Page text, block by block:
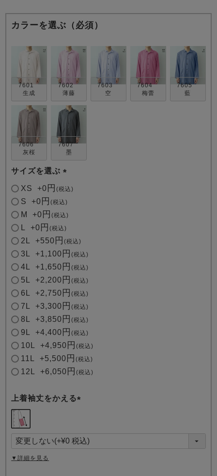
ガールズ 上着
ガールズズボ
売れ筋ランキング
- Item Ranking -
すべてのデザインのパジャマ一覧はこちら
カラーを選ぶ（必須）
7601
生成
7602
薄藤
7603
空
7604
梅蕾
7605
藍
7606
灰桜
7607
墨
サイズを選ぶ
(
)
XS +0 税込
S +0 税込
M +0 税込
+0 税込
2L +550 税込
3L +1,100 税込
4L +1,650 税込
5L +2,200 税込
6L +2,750 税込
7L +3,300 税込
8L +3,850 税込
9L +4,400 税込
10L +4,950 税込
11L +5,500 税込
12L +6,050 税込
上着袖丈をかえる
須
)
▼詳細を見る